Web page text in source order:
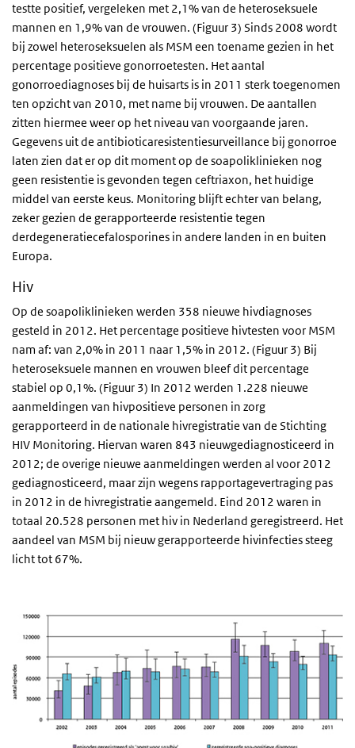
testte positief, vergeleken met 2,1% van de heteroseksuele
mannen en 1,9% van de vrouwen. (Figuur 3) Sinds 2008 wordt
bij zowel heteroseksuelen als MSM een toename gezien in het
percentage positieve gonorroetesten. Het aantal
gonorroediagnoses bij de huisarts is in 2011 sterk toegenomen
ten opzicht van 2010, met name bij vrouwen. De aantallen
zitten hiermee weer op het niveau van voorgaande jaren.
Gegevens uit de antibioticaresistentiesurveillance bij gonorroe
laten zien dat er op dit moment op de soapoliklinieken nog
geen resistentie is gevonden tegen ceftriaxon, het huidige
middel van eerste keus. Monitoring blijft echter van belang,
zeker gezien de gerapporteerde resistentie tegen
derdegeneratiecefalosporines in andere landen in en buiten
Europa.
Hiv
Op de soapoliklinieken werden 358 nieuwe hivdiagnoses
gesteld in 2012. Het percentage positieve hivtesten voor MSM
nam af: van 2,0% in 2011 naar 1,5% in 2012. (Figuur 3) Bij
heteroseksuele mannen en vrouwen bleef dit percentage
stabiel op 0,1%. (Figuur 3) In 2012 werden 1.228 nieuwe
aanmeldingen van hivpositieve personen in zorg
gerapporteerd in de nationale hivregistratie van de Stichting
HIV Monitoring. Hiervan waren 843 nieuwgediagnosticeerd in
2012; de overige nieuwe aanmeldingen werden al voor 2012
gediagnosticeerd, maar zijn wegens rapportagevertraging pas
in 2012 in de hivregistratie aangemeld. Eind 2012 waren in
totaal 20.528 personen met hiv in Nederland geregistreerd. Het
aandeel van MSM bij nieuw gerapporteerde hivinfecties steeg
licht tot 67%.